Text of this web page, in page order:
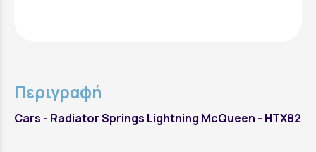
Περιγραφή
Cars - Radiator Springs Lightning McQueen - HTX82